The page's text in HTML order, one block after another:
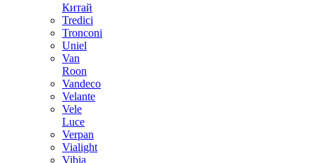
Китай
Tredici
Tronconi
Uniel
Van
Roon
Vandeco
Velante
Vele
Luce
Verpan
Vialight
Vibia